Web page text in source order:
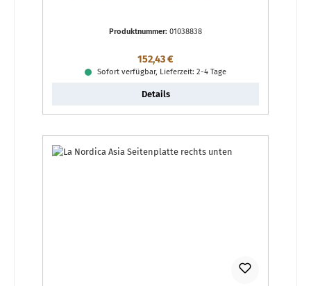
Produktnummer: 01038838
Regulärer Preis:
152,43 €
Sofort verfügbar, Lieferzeit: 2-4 Tage
Details